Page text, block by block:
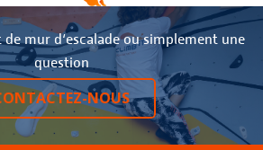
mur d‘escalade ou simplement une
question
NOUS